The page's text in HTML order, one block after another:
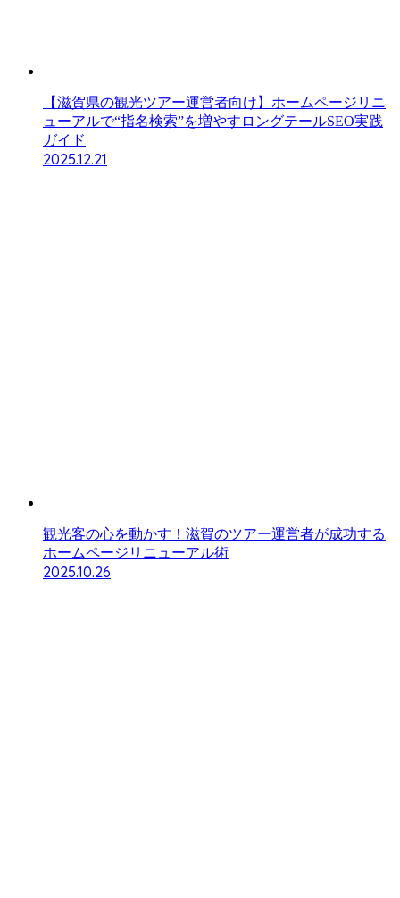
【滋賀県の観光ツアー運営者向け】ホームページリニ
ューアルで“指名検索”を増やすロングテールSEO実践
ガイド
2025.12.21
観光客の心を動かす！滋賀のツアー運営者が成功する
ホームページリニューアル術
2025.10.26